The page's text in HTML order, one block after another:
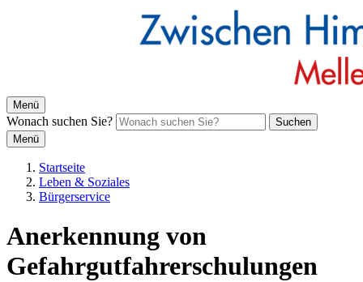
Menü
Wonach suchen Sie?
Suchen
Menü
Startseite
Leben & Soziales
Bürgerservice
Anerkennung von
Gefahrgutfahrerschulungen